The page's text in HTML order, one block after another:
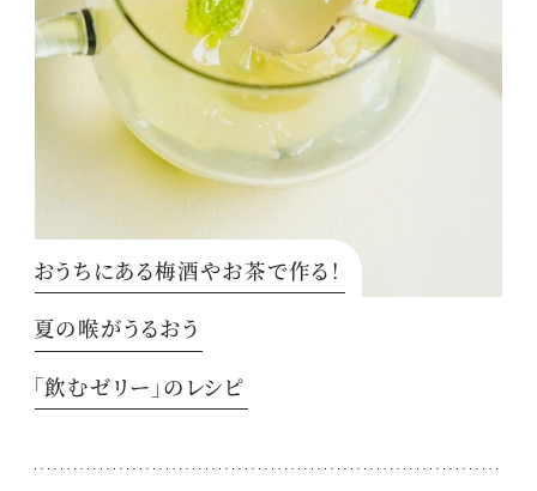
おうちにある梅酒やお茶で作る！
夏の喉がうるおう
「飲むゼリー」のレシピ